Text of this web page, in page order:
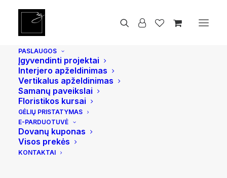
PASLAUGOS
Įgyvendinti projektai
Interjero apželdinimas
Vertikalus apželdinimas
Samanų paveikslai
Floristikos kursai
GĖLIŲ PRISTATYMAS
E-PARDUOTUVĖ
Dovanų kuponas
Visos prekės
KONTAKTAI
Pradžia Vidaus ir lauko vazonai Bond L, Juodas